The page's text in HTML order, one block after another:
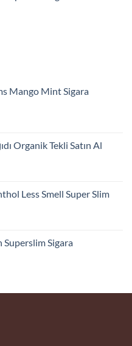
Mango Mint Sigara
Organik Tekli Satın Al
Less Smell Super Slim
Superslim Sigara